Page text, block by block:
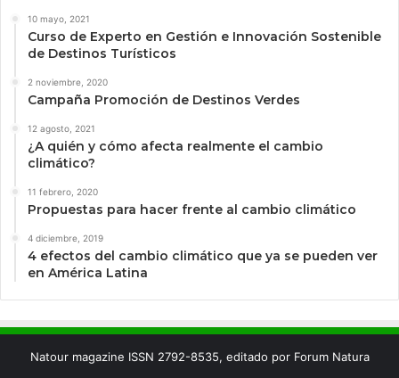
10 mayo, 2021
Curso de Experto en Gestión e Innovación Sostenible
de Destinos Turísticos
2 noviembre, 2020
Campaña Promoción de Destinos Verdes
12 agosto, 2021
¿A quién y cómo afecta realmente el cambio
climático?
11 febrero, 2020
Propuestas para hacer frente al cambio climático
4 diciembre, 2019
4 efectos del cambio climático que ya se pueden ver
en América Latina
Natour magazine ISSN 2792-8535, editado por Forum Natura